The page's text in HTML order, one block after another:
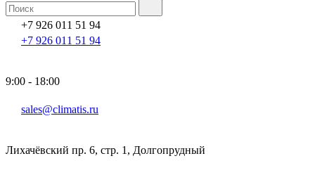
+7 926 011 51 94
+7 926 011 51 94
9:00 - 18:00
sales@climatis.ru
Лихачёвский пр. 6, стр. 1, Долгопрудный